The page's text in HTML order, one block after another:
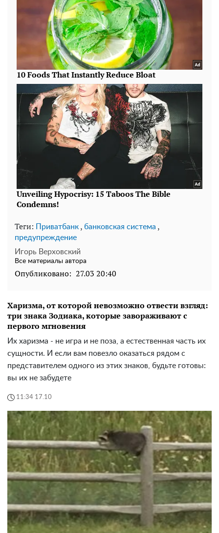
Теги: Приватбанк , банковская система ,
предупреждение
Игорь Верховский
Все материалы автора
Опубликовано: 27.03 20:40
Харизма, от которой невозможно отвести взгляд:
три знака Зодиака, которые завораживают с
первого мгновения
Их харизма - не игра и не поза, а естественная часть их
сущности. И если вам повезло оказаться рядом с
представителем одного из этих знаков, будьте готовы:
вы их не забудете
11:34 17.10